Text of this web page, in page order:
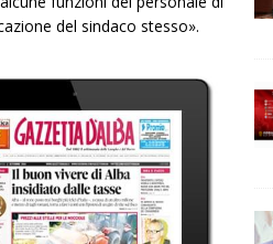
del sindaco stesso».